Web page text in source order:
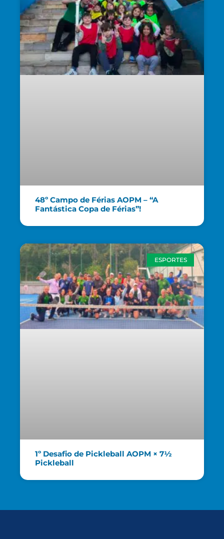
48º Campo de Férias AOPM – “A
Fantástica Copa de Férias”!
ESPORTES
1º Desafio de Pickleball AOPM × 7½
Pickleball